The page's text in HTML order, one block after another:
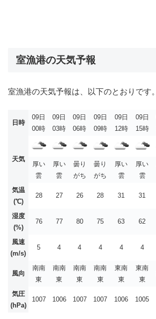
室漁港の天気予報
室漁港の天気予報は、以下のとおりです。
日時
09日
00時
09日
03時
09日
06時
09日
09時
09日
12時
09日
15時
天気
厚い
雲
厚い
雲
曇り
がち
曇り
がち
厚い
雲
厚い
雲
気温
(℃)
28 27 26 28 31 31
湿度
(%)
76 77 80 75 63 62
風速
(m/s)
5 4 4 4 4 4
風向
南南
東
南南
東
南南
東
南南
東
東南
東
東南
東
気圧
(hPa)
1007 1006 1007 1007 1006 1005